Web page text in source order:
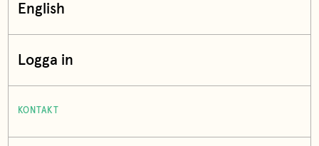
English
Logga in
KONTAKT